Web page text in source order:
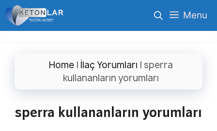
İçeriğe
atla
Menu
Home | İlaç Yorumları | sperra
kullananların yorumları
sperra kullananların yorumları